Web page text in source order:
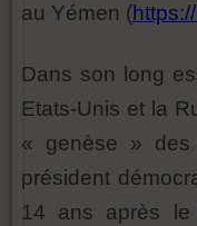
au Yémen (
Dans son long
Etats-Unis et la
« genèse »
président
14 ans après le